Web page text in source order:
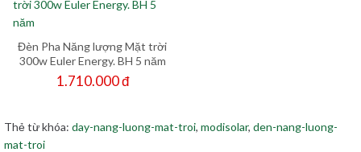
Đèn Pha Năng lượng Mặt trời
300w Euler Energy. BH 5 năm
1.710.000 đ
Thẻ từ khóa: day-nang-luong-mat-troi, modisolar, den-nang-luong-
mat-troi